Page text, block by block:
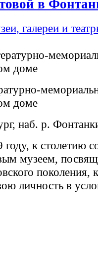
в
галереи и
доме
наб. р.
году, к столетию
музеем,
поколения,
личность в